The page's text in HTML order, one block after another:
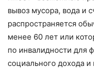
вывоз мусора, вода и
распространяется
менее 60 лет или
по инвалидности для
социального дохода